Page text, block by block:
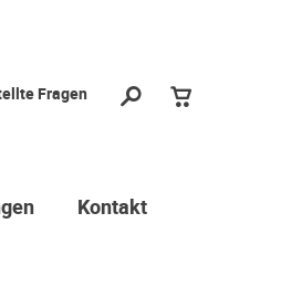
Fragen
Kontakt